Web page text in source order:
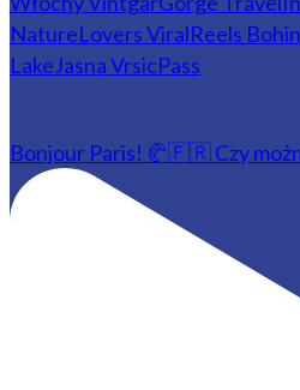
Bonjour Paris! 🥐🇫🇷 Czy